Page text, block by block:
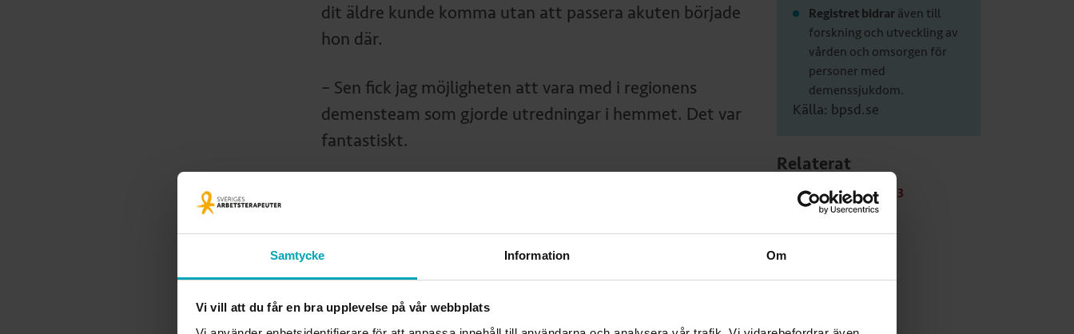
Samtycke Information Om
Vi vill att du får en bra upplevelse på vår webbplats
dit äldre kunde komma utan att passera akuten började
hon där.
– Sen fick jag möjligheten att vara med i regionens
demensteam som gjorde utredningar i hemmet. Det var
fantastiskt.
det nystartade demenscentrumet, men när det
Registret bidraräven till
forskning och utveckling av
vården och omsorgen för
personer med
demenssjukdom.
Källa: bpsd.se
Relaterat
Läs hela nr 2, 2023